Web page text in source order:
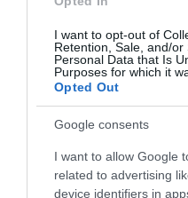
I want to opt-out of
Retention, Sale, and/or
Personal Data that Is
Purposes for which it
Opted Out
Google consents
I want to allow Google
related to advertising
device identifiers in
ΔΗΜΟΦΙΛΗ